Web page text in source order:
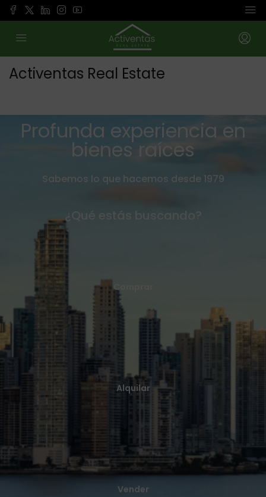
Activentas Real Estate
Profunda experiencia en
bienes raíces
Sabemos lo que hacemos desde 1979
¿Qué estás buscando?
Comprar
Comprar una casa es una de las decisiones más importantes que
tomarás en tu vida.
Ver más
Alquilar
Brindamos una profunda experiencia y conocimiento en bienes
raíces estamos a tu lado en todo el proceso.
Vender
Vender
creativa y diferencial.